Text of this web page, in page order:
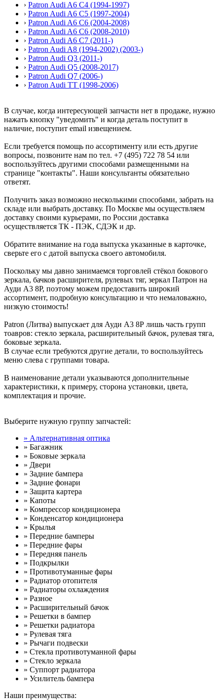
› Patron Audi A6 C4 (1994-1997)
› Patron Audi A6 C5 (1997-2004)
› Patron Audi A6 C6 (2004-2008)
› Patron Audi A6 C6 (2008-2010)
› Patron Audi A6 C7 (2011-)
› Patron Audi A8 (1994-2002) (2003-)
› Patron Audi Q3 (2011-)
› Patron Audi Q5 (2008-2017)
› Patron Audi Q7 (2006-)
› Patron Audi TT (1998-2006)
В случае, когда интересующей запчасти нет в продаже, нужно
нажать кнопку "уведомить" и когда деталь поступит в
наличие, поступит email извещением.
Если требуется помощь по ассортименту или есть другие
вопросы, позвоните нам по тел. +7 (495) 722 78 54 или
воспользуйтесь другими способами размещенными на
странице "контакты". Наши консультанты обязательно
ответят.
Получить заказ возможно несколькими способами, забрать на
складе или выбрать доставку. По Москве мы осуществляем
доставку своими курьерами, по России доставка
осуществляется ТК - ПЭК, СДЭК и др.
Обратите внимание на года выпуска указанные в карточке,
сверьте его с датой выпуска своего автомобиля.
Поскольку мы давно занимаемся торговлей стёкол бокового
зеркала, бачков расширителя, рулевых тяг, зеркал Патрон на
Ауди А3 8Р, поэтому можем предоставить широкий
ассортимент, подробную консультацию и что немаловажно,
низкую стоимость!
Patron (Литва) выпускает для Ауди А3 8Р лишь часть групп
тоавров: стекло зеркала, расширительный бачок, рулевая тяга,
боковые зеркала.
В случае если требуются другие детали, то воспользуйтесь
меню слева с группами товара.
В наименование детали указываются дополнительные
характеристики, к примеру, сторона установки, цвета,
комплектация и прочие.
Выберите нужную группу запчастей:
» Альтернативная оптика
» Багажник
» Боковые зеркала
» Двери
» Задние бампера
» Задние фонари
» Защита картера
» Капоты
» Компрессор кондиционера
» Конденсатор кондиционера
» Крылья
» Передние бамперы
» Передние фары
» Передняя панель
» Подкрылки
» Противотуманные фары
» Радиатор отопителя
» Радиаторы охлаждения
» Разное
» Расширительный бачок
» Решетки в бампер
» Решетки радиатора
» Рулевая тяга
» Рычаги подвески
» Стекла противотуманной фары
» Стекло зеркала
» Суппорт радиатора
» Усилитель бампера
Наши преимущества: